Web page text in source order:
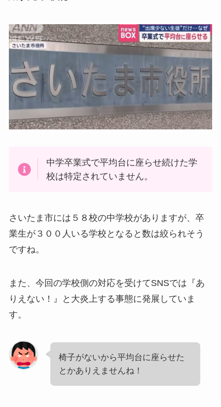
中学卒業式で平均台に座らせ続けた学
校は特定されていません。
さいたま市には５８校の中学校がありますが、卒
業生が３００人いる学校となると数は絞られそう
ですね。
また、今回の学校側の対応を受けてSNSでは『あ
りえない！』と大炎上する事態に発展していま
す。
椅子がないから平均台に座らせた
とかありえませんね！